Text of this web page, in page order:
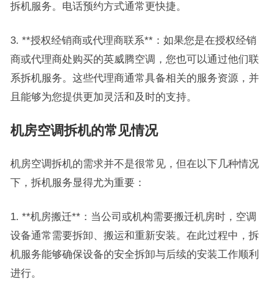
拆机服务。电话预约方式通常更快捷。
3. **授权经销商或代理商联系**：如果您是在授权经销
商或代理商处购买的英威腾空调，您也可以通过他们联
系拆机服务。这些代理商通常具备相关的服务资源，并
且能够为您提供更加灵活和及时的支持。
机房空调拆机的常见情况
机房空调拆机的需求并不是很常见，但在以下几种情况
下，拆机服务显得尤为重要：
1. **机房搬迁**：当公司或机构需要搬迁机房时，空调
设备通常需要拆卸、搬运和重新安装。在此过程中，拆
机服务能够确保设备的安全拆卸与后续的安装工作顺利
进行。